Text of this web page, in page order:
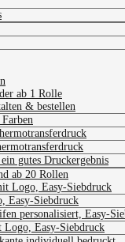
ab 1 Rolle
& bestellen
gutes Druckergebnis
ab 20 Rollen
Logo, Easy-Siebdruck
Easy-Siebdruck
personalisiert, Easy-
Easy-Siebdruck